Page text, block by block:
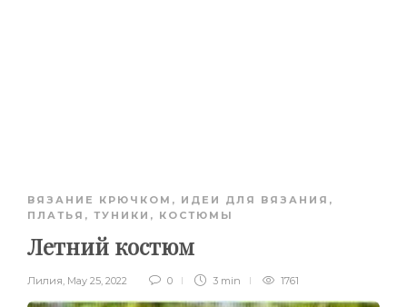
ВЯЗАНИЕ КРЮЧКОМ , ИДЕИ ДЛЯ ВЯЗАНИЯ ,
ПЛАТЬЯ, ТУНИКИ, КОСТЮМЫ
Летний костюм
Лилия, May 25, 2022 0 3 min 1761